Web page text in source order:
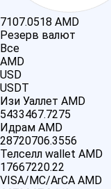
7107.0518 AMD
Резерв валют
Все
AMD
USD
USDT
Изи Уаллет AMD
5433467.7275
Идрам AMD
28720706.3556
Телселл wallet AMD
17667220.22
VISA/MC/ArCA AMD